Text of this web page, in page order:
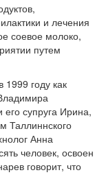
и лечения
соевое молоко,
путем
году как
его супруга Ирина,
Таллиннского
Анна
человек, освоен
говорит, что